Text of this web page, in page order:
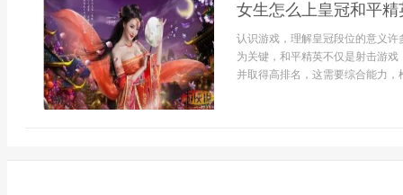
女生怎么上皇冠和平
认识游戏，理解皇冠段位的意义
为关键，和平精英不仅是射击游
并取得高排名，这需要综合能力